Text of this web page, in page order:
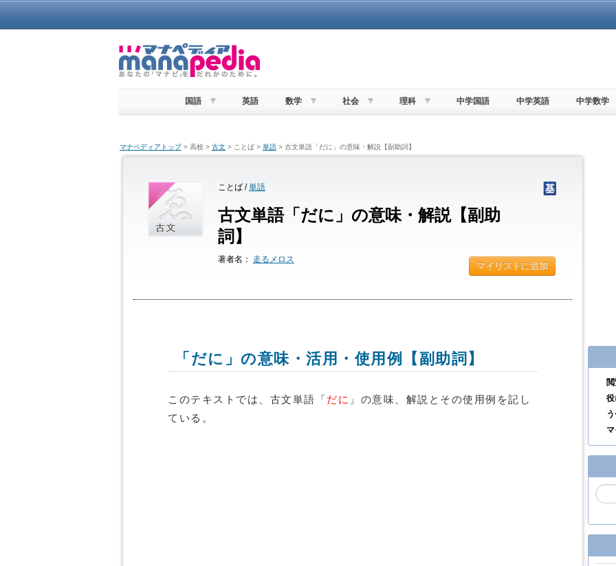
国語 英語 数学 社会 理科 中学国語 中学英語 中学数学
マナペディアトップ> 高校 > 古文 > ことば > 単語 > 古文単語「だに」の意味・解説【副助詞】
ことば /単語
古文単語「だに」の意味・解説【副助
詞】
著者名： 走るメロス
マイリストに追加
「だに」の意味・活用・使用例【副助詞】
このテキストでは、古文単語「 だに 」の意味、解説とその使用例を記し
ている。